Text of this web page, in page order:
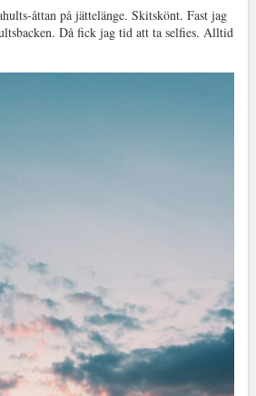
åttan på jättelänge. Skitskönt. Fast jag
Då fick jag tid att ta selfies. Alltid